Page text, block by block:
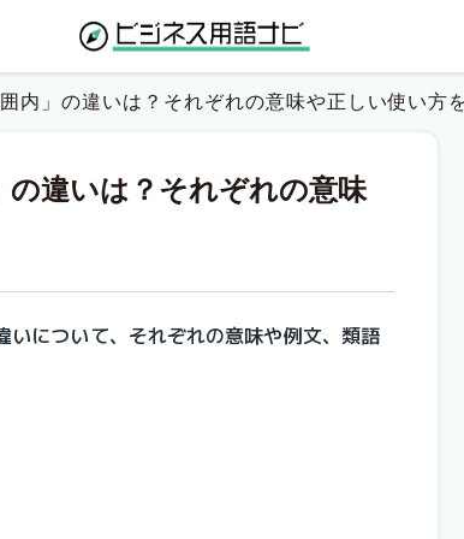
内」の違いは？それぞれの意味や正しい使い方
の違いは？それぞれの意味
いについて、それぞれの意味や例文、類語